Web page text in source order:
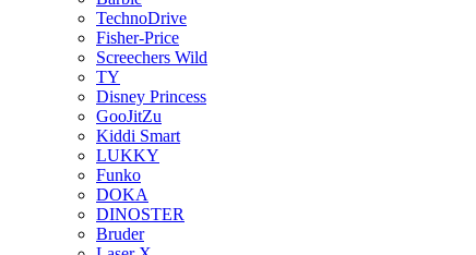
TechnoDrive
Fisher-Price
Screechers Wild
TY
Disney Princess
GooJitZu
Kiddi Smart
LUKKY
Funko
DOKA
DINOSTER
Bruder